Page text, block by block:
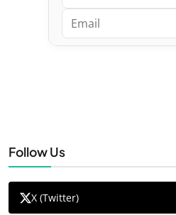
Follow Us
X (Twitter)